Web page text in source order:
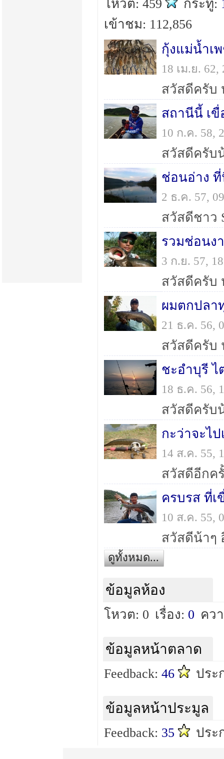
โหวต: 459 กระทู้:
เข้าชม: 112,856
กุ้งแม่น้ำเ
18 เม.ย.
สถานีนี้ เ
10 ก.ค. 58,
ช่อนอ่าง ที่
2 ธ.ค. 57,
รวมช่อนง
3 ก.ย. 57,
สวัสดีครับ
ผมตกปลา
21 ธ.ค. 56,
ชะอำบุรี ไ
18 ธ.ค. 56,
กะว่าจะไ
14 ส.ค. 55,
ครบรส ที่
10 ส.ค. 55,
ดูทั้งหมด...
ข้อมูลห้อง
โหวต: 0 เรื่อง: 0 คว
ข้อมูลหน้าตลาด
Feedback: 46 ประ
ข้อมูลหน้าประมูล
Feedback: 35 ประ